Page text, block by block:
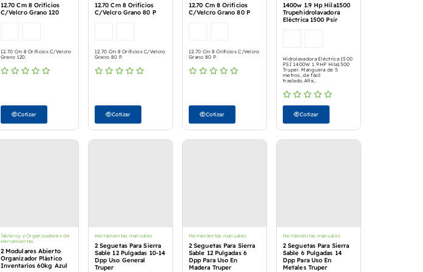
12.70 Cm 8 Orificios
C/Velcro Grano 120
12.70 Cm 8 Orificios C/Velcro
Grano 120.
Cotizar
12.70 Cm 8 Orificios
C/Velcro Grano 80 P
12.70 Cm 8 Orificios C/Velcro
Grano 80 P.
Cotizar
12.70 Cm 8 Orificios
C/Velcro Grano 80 P
12.70 Cm 8 Orificios C/Velcro
Grano 80 P.
Cotizar
1400w 1.9 Hp Hila1500
Trupehidrolavadora
Eléctrica 1500 Psir
Hidrolavadora Eléctrica 1500
PSI 1400W 1.9 HP Hila1500
Truper. Manguera de 5
metros, de fácil
traslado.Alta...
Cotizar
Tableros y Organizadores de
Herramientas
2 Modulares Abierto
Organizador Plástico
Inventarios 60kg Azul
Herramientas manuales
2 Seguetas Para Sierra
Sable 12 Pulgadas 10-14
Dpp Uso General
Truper
Herramientas manuales
2 Seguetas Para Sierra
Sable 12 Pulgadas 6
Dpp Para Uso En
Madera Truper
Herramientas manuales
2 Seguetas Para Sierra
Sable 6 Pulgadas 14
Dpp Para Uso En
Metales Truper